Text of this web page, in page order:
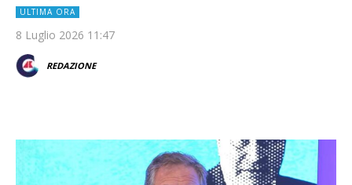
ULTIMA ORA
8 Luglio 2026 11:47
REDAZIONE